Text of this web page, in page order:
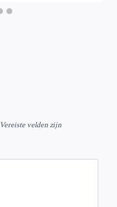
Vereiste velden zijn